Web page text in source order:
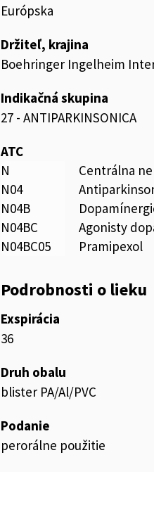
Európska
Držiteľ, krajina
Boehringer Ingelheim
Indikačná skupina
27 - ANTIPARKINSONICA
ATC
N
Centrálna
N04
N04B
N04BC
Agonisty
N04BC05
Pramipexol
Podrobnosti o lieku
Exspirácia
36
Druh obalu
blister PA/Al/PVC
Podanie
perorálne použitie